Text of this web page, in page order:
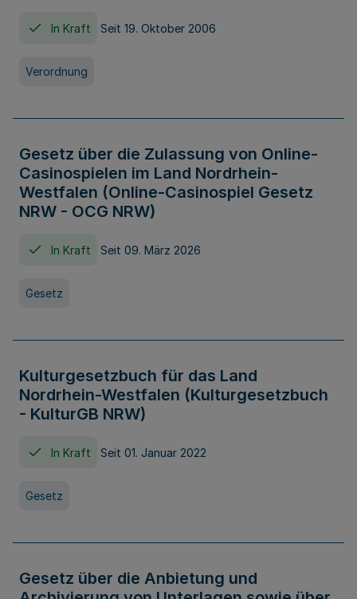
In Kraft Seit 19. Oktober 2006
Verordnung
Gesetz über die Zulassung von Online-
Casinospielen im Land Nordrhein-
Westfalen (Online-Casinospiel Gesetz
NRW - OCG NRW)
In Kraft Seit 09. März 2026
Gesetz
Kulturgesetzbuch für das Land
Nordrhein-Westfalen (Kulturgesetzbuch
- KulturGB NRW)
In Kraft Seit 01. Januar 2022
Gesetz
Gesetz über die Anbietung und